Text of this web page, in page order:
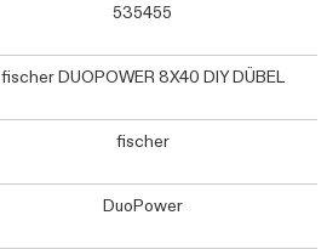
535455
fischer DUOPOWER 8X40 DIY DÜBEL
fischer
DuoPower